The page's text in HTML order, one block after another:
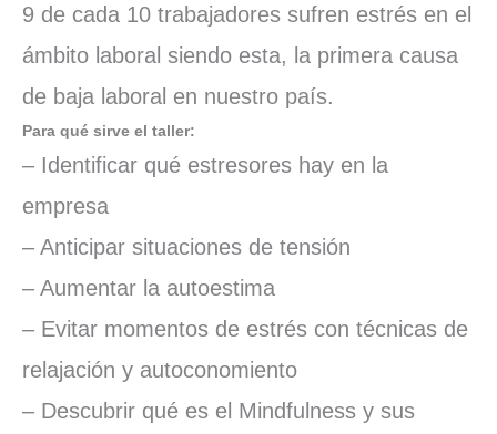
9 de cada 10 trabajadores sufren estrés en el
ámbito laboral siendo esta, la primera causa
de baja laboral en nuestro país.
Para qué sirve el taller:
– Identificar qué estresores hay en la
empresa
– Anticipar situaciones de tensión
– Aumentar la autoestima
– Evitar momentos de estrés con técnicas de
relajación y autoconomiento
– Descubrir qué es el Mindfulness y sus